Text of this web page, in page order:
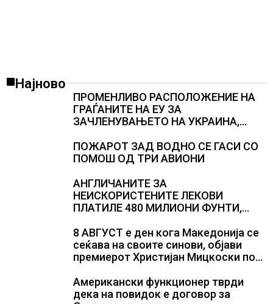
Најново
ПРОМЕНЛИВО РАСПОЛОЖЕНИЕ НА
ГРАЃАНИТЕ НА ЕУ ЗА
ЗАЧЛЕНУВАЊЕТО НА УКРАИНА,
Полска, Франција и Германија
ПОЖАРОТ ЗАД ВОДНО СЕ ГАСИ СО
ПОМОШ ОД ТРИ АВИОНИ
АНГЛИЧАНИТЕ ЗА
НЕИСКОРИСТЕНИТЕ ЛЕКОВИ
ПЛАТИЛЕ 480 МИЛИОНИ ФУНТИ,
само лекови што навистина им се
потребни
8 АВГУСТ е ден кога Македонија се
сеќава на своите синови, објави
премиерот Христијан Мицкоски по
загинувањето на десетмината
прилепски бранители
Американски функционер тврди
дека на повидок е договор за